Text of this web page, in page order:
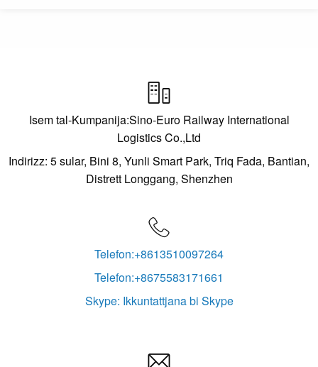

Isem tal-Kumpanija:Sino-Euro Railway International
Logistics Co.,Ltd
Indirizz: 5 sular, Bini 8, Yunli Smart Park, Triq Fada, Bantian,
Distrett Longgang, Shenzhen

Telefon:+8613510097264
Telefon:+8675583171661
Skype: Ikkuntattjana bi Skype